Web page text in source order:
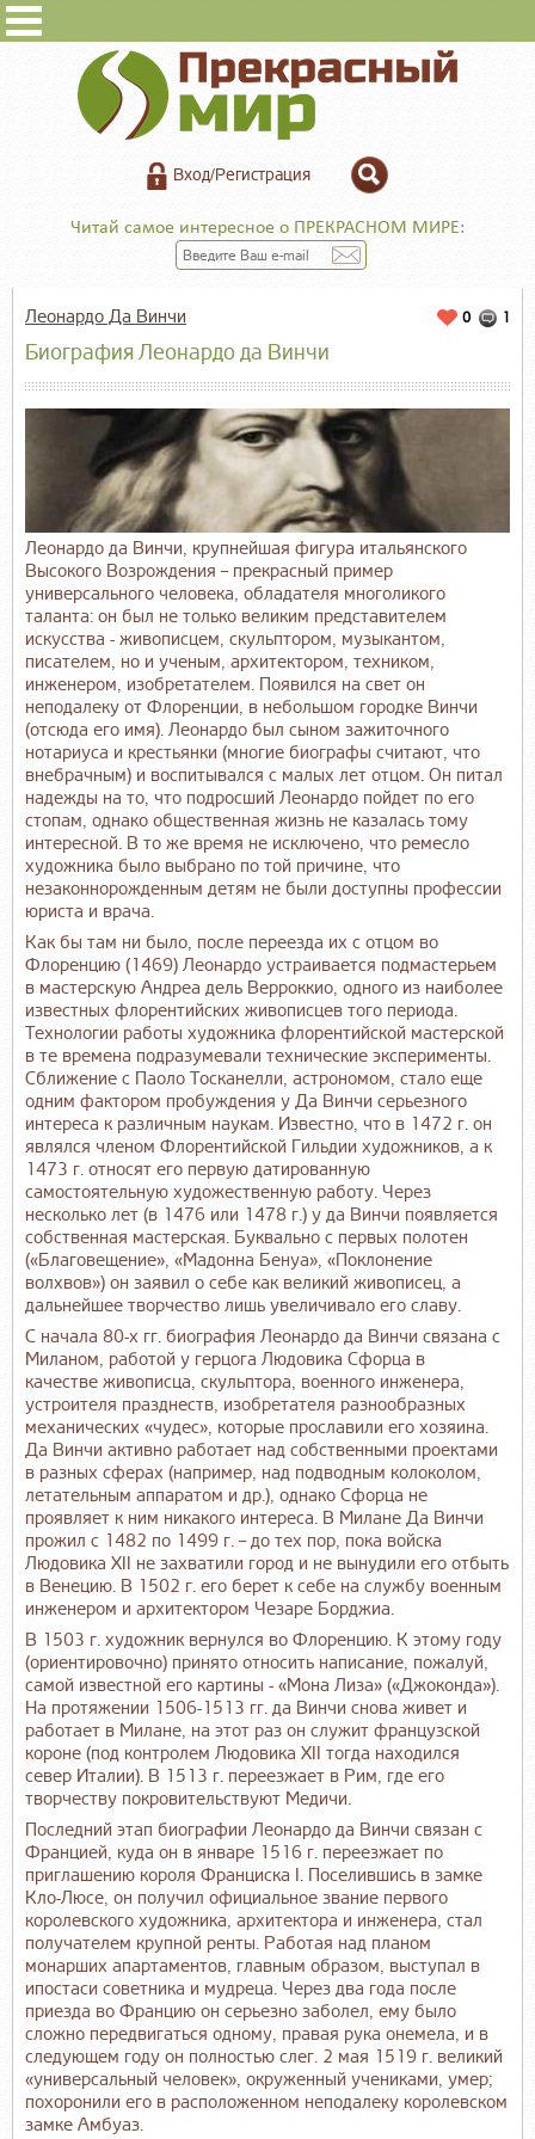
Вход/Регистрация
Читай самое интересное о ПРЕКРАСНОМ МИРЕ:
1
0
Леонардо Да Винчи
Биография Леонардо да Винчи
Леонардо да Винчи, крупнейшая фигура итальянского
Высокого Возрождения – прекрасный пример
универсального человека, обладателя многоликого
таланта: он был не только великим представителем
искусства - живописцем, скульптором, музыкантом,
писателем, но и ученым, архитектором, техником,
инженером, изобретателем. Появился на свет он
неподалеку от Флоренции, в небольшом городке Винчи
(отсюда его имя). Леонардо был сыном зажиточного
нотариуса и крестьянки (многие биографы считают, что
внебрачным) и воспитывался с малых лет отцом. Он питал
надежды на то, что подросший Леонардо пойдет по его
стопам, однако общественная жизнь не казалась тому
интересной. В то же время не исключено, что ремесло
художника было выбрано по той причине, что
незаконнорожденным детям не были доступны профессии
юриста и врача.
Как бы там ни было, после переезда их с отцом во
Флоренцию (1469) Леонардо устраивается подмастерьем
в мастерскую Андреа дель Верроккио, одного из наиболее
известных флорентийских живописцев того периода.
Технологии работы художника флорентийской мастерской
в те времена подразумевали технические эксперименты.
Сближение с Паоло Тосканелли, астрономом, стало еще
одним фактором пробуждения у Да Винчи серьезного
интереса к различным наукам. Известно, что в 1472 г. он
являлся членом Флорентийской Гильдии художников, а к
1473 г. относят его первую датированную
самостоятельную художественную работу. Через
несколько лет (в 1476 или 1478 г.) у да Винчи появляется
собственная мастерская. Буквально с первых полотен
(«Благовещение», «Мадонна Бенуа», «Поклонение
волхвов») он заявил о себе как великий живописец, а
дальнейшее творчество лишь увеличивало его славу.
С начала 80-х гг. биография Леонардо да Винчи связана с
Миланом, работой у герцога Людовика Сфорца в
качестве живописца, скульптора, военного инженера,
устроителя празднеств, изобретателя разнообразных
механических «чудес», которые прославили его хозяина.
Да Винчи активно работает над собственными проектами
в разных сферах (например, над подводным колоколом,
летательным аппаратом и др.), однако Сфорца не
проявляет к ним никакого интереса. В Милане Да Винчи
прожил с 1482 по 1499 г. – до тех пор, пока войска
Людовика XII не захватили город и не вынудили его отбыть
в Венецию. В 1502 г. его берет к себе на службу военным
инженером и архитектором Чезаре Борджиа.
В 1503 г. художник вернулся во Флоренцию. К этому году
(ориентировочно) принято относить написание, пожалуй,
самой известной его картины - «Мона Лиза» («Джоконда»).
На протяжении 1506-1513 гг. да Винчи снова живет и
работает в Милане, на этот раз он служит французской
короне (под контролем Людовика XII тогда находился
север Италии). В 1513 г. переезжает в Рим, где его
творчеству покровительствуют Медичи.
Последний этап биографии Леонардо да Винчи связан с
Францией, куда он в январе 1516 г. переезжает по
приглашению короля Франциска I. Поселившись в замке
Кло-Люсе, он получил официальное звание первого
королевского художника, архитектора и инженера, стал
получателем крупной ренты. Работая над планом
монарших апартаментов, главным образом, выступал в
ипостаси советника и мудреца. Через два года после
приезда во Францию он серьезно заболел, ему было
сложно передвигаться одному, правая рука онемела, и в
следующем году он полностью слег. 2 мая 1519 г. великий
«универсальный человек», окруженный учениками, умер;
похоронили его в расположенном неподалеку королевском
замке Амбуаз.